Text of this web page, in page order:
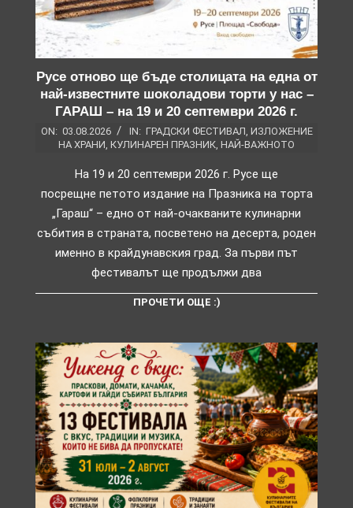
Русе отново ще бъде столицата на една от
най-известните шоколадови торти у нас –
ГАРАШ – на 19 и 20 септември 2026 г.
ON: 03.08.2026 IN: ГРАДСКИ ФЕСТИВАЛ ИЗЛОЖЕНИЕ
НА ХРАНИ КУЛИНАРЕН ПРАЗНИК НАЙ-ВАЖНОТО
На 19 и 20 септември 2026 г. Русе ще
посрещне петото издание на Празника на торта
„Гараш“ – едно от най-очакваните кулинарни
събития в страната, посветено на десерта, роден
именно в крайдунавския град. За първи път
фестивалът ще продължи два
ПРОЧЕТИ ОЩЕ :)